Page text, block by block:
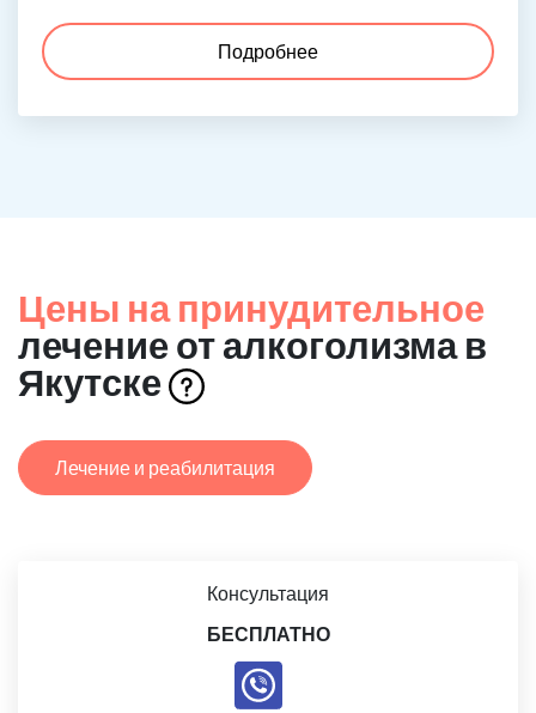
Подробнее
Цены на принудительное
лечение от алкоголизма в
Якутске
Лечение и реабилитация
Консультация
БЕСПЛАТНО